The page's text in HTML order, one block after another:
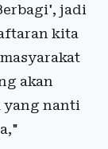
jadi
kita
akan
yang nanti